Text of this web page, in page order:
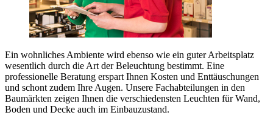
Ein wohnliches Ambiente wird ebenso wie ein guter Arbeitsplatz
wesentlich durch die Art der Beleuchtung bestimmt. Eine
professionelle Beratung erspart Ihnen Kosten und Enttäuschungen
und schont zudem Ihre Augen. Unsere Fachabteilungen in den
Baumärkten zeigen Ihnen die verschiedensten Leuchten für Wand,
Boden und Decke auch im Einbauzustand.